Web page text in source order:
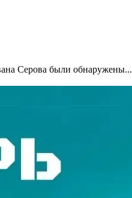
Серова были обнаружены...